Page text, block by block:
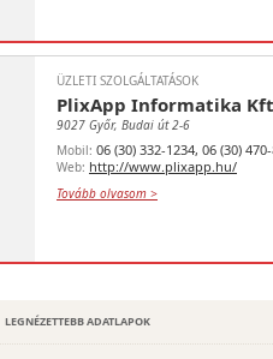
ÜZLETI SZOLGÁLTATÁSOK
PlixApp Informatika
9027 Győr, Budai út 2-6
Mobil: 06 (30) 332-1234, 06 (30)
Web: http://www.plixapp.hu/
Tovább olvasom >
LEGNÉZETTEBB ADATLAPOK